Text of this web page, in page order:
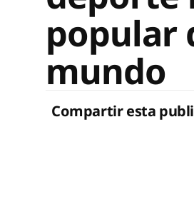
popular
mundo
Compartir esta